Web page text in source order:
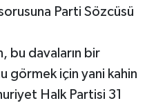
Parti Sözcüsü
bu davaların bir
görmek için yani kahin
Halk Partisi 31